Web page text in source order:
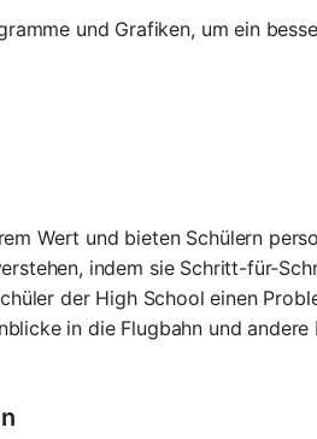
und Grafiken, um ein
Wert und bieten Schülern
indem sie Schritt-für-
der High School einen
in die Flugbahn und andere